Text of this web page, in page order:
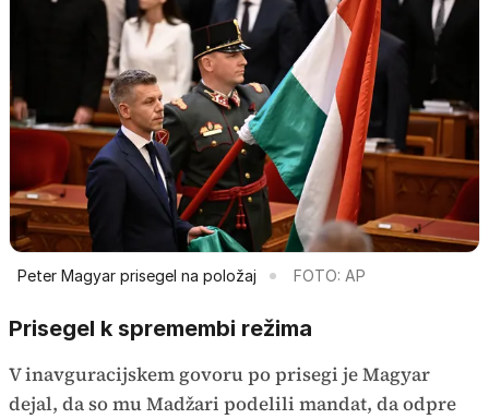
Peter Magyar prisegel na položaj FOTO: AP
Prisegel k spremembi režima
V inavguracijskem govoru po prisegi je Magyar
dejal, da so mu Madžari podelili mandat, da odpre